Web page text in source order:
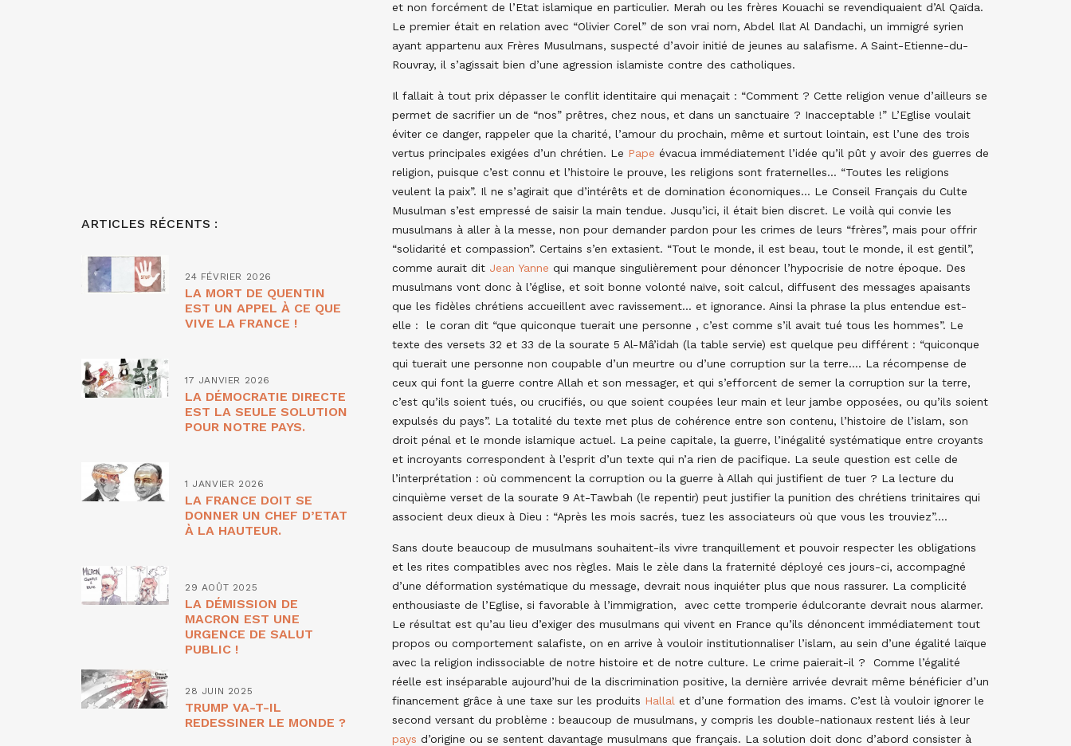
et non forcément de l’Etat islamique en particulier. Merah ou les frères Kouachi se revendiquaient d’Al Qaïda.
Le premier était en relation avec “Olivier Corel” de son vrai nom, Abdel Ilat Al Dandachi, un immigré syrien
ayant appartenu aux Frères Musulmans, suspecté d’avoir initié de jeunes au salafisme. A Saint-Etienne-du-
Rouvray, il s’agissait bien d’une agression islamiste contre des catholiques.
Il fallait à tout prix dépasser le conflit identitaire qui menaçait : “Comment ? Cette religion venue d’ailleurs se
permet de sacrifier un de “nos” prêtres, chez nous, et dans un sanctuaire ? Inacceptable !” L’Eglise voulait
éviter ce danger, rappeler que la charité, l’amour du prochain, même et surtout lointain, est l’une des trois
vertus principales exigées d’un chrétien. Le Pape évacua immédiatement l’idée qu’il pût y avoir des guerres de
religion, puisque c’est connu et l’histoire le prouve, les religions sont fraternelles… “Toutes les religions
veulent la paix”. Il ne s’agirait que d’intérêts et de domination économiques… Le Conseil Français du Culte
Musulman s’est empressé de saisir la main tendue. Jusqu’ici, il était bien discret. Le voilà qui convie les
musulmans à aller à la messe, non pour demander pardon pour les crimes de leurs “frères”, mais pour offrir
“solidarité et compassion”. Certains s’en extasient. “Tout le monde, il est beau, tout le monde, il est gentil”,
comme aurait dit Jean Yanne qui manque singulièrement pour dénoncer l’hypocrisie de notre époque. Des
musulmans vont donc à l’église, et soit bonne volonté naïve, soit calcul, diffusent des messages apaisants
que les fidèles chrétiens accueillent avec ravissement… et ignorance. Ainsi la phrase la plus entendue est-
elle : le coran dit “que quiconque tuerait une personne , c’est comme s’il avait tué tous les hommes”. Le
texte des versets 32 et 33 de la sourate 5 Al-Mâ’idah (la table servie) est quelque peu différent : “quiconque
qui tuerait une personne non coupable d’un meurtre ou d’une corruption sur la terre…. La récompense de
ceux qui font la guerre contre Allah et son messager, et qui s’efforcent de semer la corruption sur la terre,
c’est qu’ils soient tués, ou crucifiés, ou que soient coupées leur main et leur jambe opposées, ou qu’ils soient
expulsés du pays”. La totalité du texte met plus de cohérence entre son contenu, l’histoire de l’islam, son
droit pénal et le monde islamique actuel. La peine capitale, la guerre, l’inégalité systématique entre croyants
et incroyants correspondent à l’esprit d’un texte qui n’a rien de pacifique. La seule question est celle de
l’interprétation : où commencent la corruption ou la guerre à Allah qui justifient de tuer ? La lecture du
cinquième verset de la sourate 9 At-Tawbah (le repentir) peut justifier la punition des chrétiens trinitaires qui
associent deux dieux à Dieu : “Après les mois sacrés, tuez les associateurs où que vous les trouviez”….
Sans doute beaucoup de musulmans souhaitent-ils vivre tranquillement et pouvoir respecter les obligations
et les rites compatibles avec nos règles. Mais le zèle dans la fraternité déployé ces jours-ci, accompagné
d’une déformation systématique du message, devrait nous inquiéter plus que nous rassurer. La complicité
enthousiaste de l’Eglise, si favorable à l’immigration, avec cette tromperie édulcorante devrait nous alarmer.
Le résultat est qu’au lieu d’exiger des musulmans qui vivent en France qu’ils dénoncent immédiatement tout
propos ou comportement salafiste, on en arrive à vouloir institutionnaliser l’islam, au sein d’une égalité laïque
avec la religion indissociable de notre histoire et de notre culture. Le crime paierait-il ? Comme l’égalité
réelle est inséparable aujourd’hui de la discrimination positive, la dernière arrivée devrait même bénéficier d’un
financement grâce à une taxe sur les produits Hallal et d’une formation des imams. C’est là vouloir ignorer le
second versant du problème : beaucoup de musulmans, y compris les double-nationaux restent liés à leur
pays d’origine ou se sentent davantage musulmans que français. La solution doit donc d’abord consister à
ARTICLES RÉCENTS :
24 FÉVRIER 2026
LA MORT DE QUENTIN
EST UN APPEL À CE QUE
VIVE LA FRANCE !
17 JANVIER 2026
LA DÉMOCRATIE DIRECTE
EST LA SEULE SOLUTION
POUR NOTRE PAYS.
1 JANVIER 2026
LA FRANCE DOIT SE
DONNER UN CHEF D’ETAT
À LA HAUTEUR.
29 AOÛT 2025
LA DÉMISSION DE
MACRON EST UNE
URGENCE DE SALUT
PUBLIC !
28 JUIN 2025
TRUMP VA-T-IL
REDESSINER LE MONDE ?